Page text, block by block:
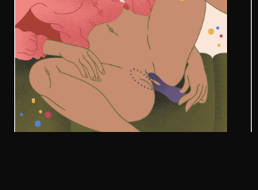
intensités jusqu’à atteindre une
extase profonde.